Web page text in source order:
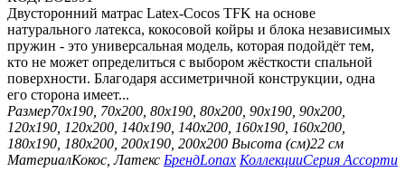
Двусторонний матрас Latex-Cocos TFK на основе
натурального латекса, кокосовой койры и блока независимых
пружин - это универсальная модель, которая подойдёт тем,
кто не может определиться с выбором жёсткости спальной
поверхности. Благодаря ассиметричной конструкции, одна
его сторона имеет...
Размер70х190, 70х200, 80х190, 80х200, 90х190, 90х200,
120х190, 120х200, 140х190, 140х200, 160х190, 160х200,
180х190, 180х200, 200х190, 200х200 Высота (см)22 см
МатериалКокос, Латекс БрендLonax КоллекцииСерия Ассорти